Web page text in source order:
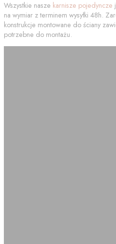
Wszystkie nasze karnisze pojedyncze
na wymiar z terminem wysyłki 48h.
konstrukcje montowane do ściany
potrzebne do montażu.